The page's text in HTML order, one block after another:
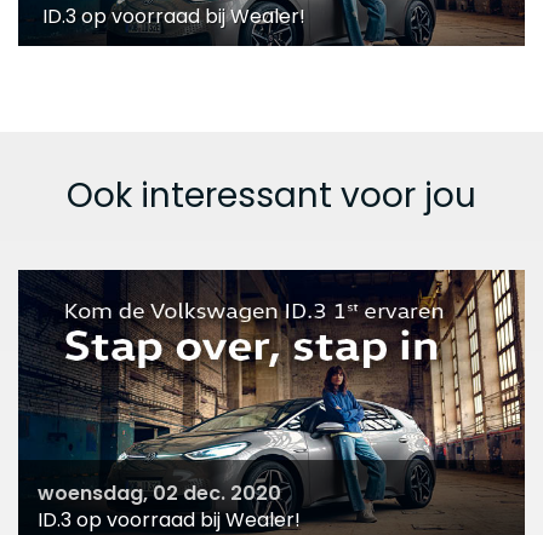
ID.3 op voorraad bij Wealer!
Ook interessant voor jou
woensdag, 02 dec. 2020
ID.3 op voorraad bij Wealer!